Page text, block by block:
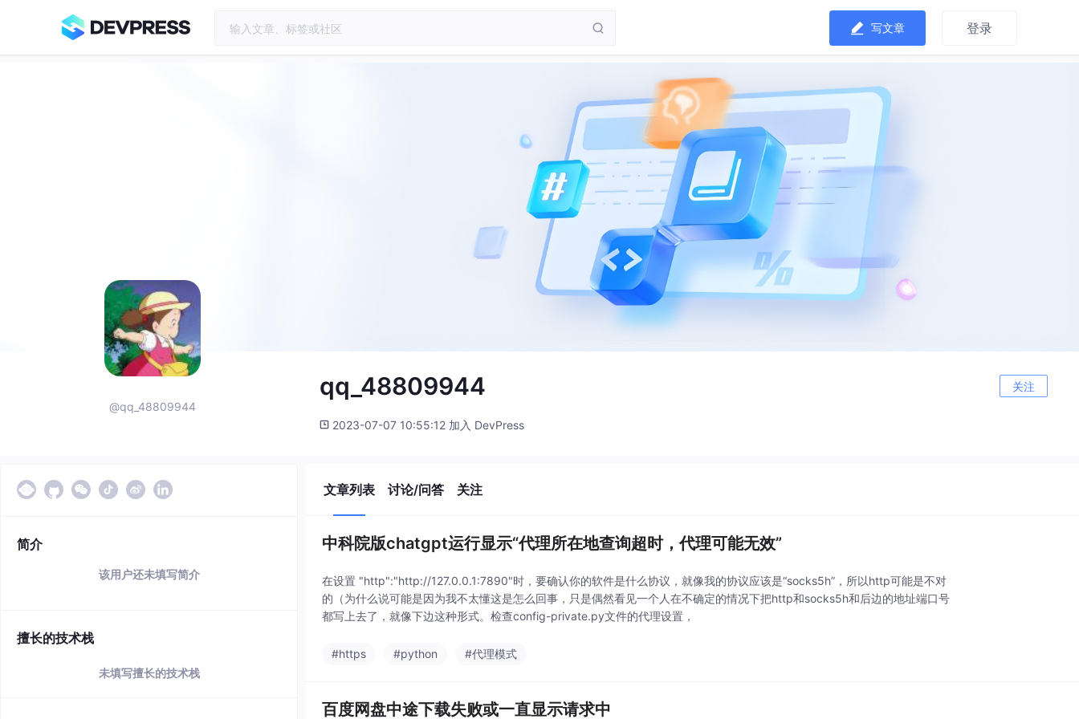
写文章 登录
@qq_48809944
qq_48809944 关注
2023-07-07 10:55:12 加入 DevPress
简介
该用户还未填写简介
擅长的技术栈
未填写擅长的技术栈
文章列表 讨论/问答 关注
中科院版chatgpt运行显示“代理所在地查询超时，代理可能无效”
在设置 "http":"http://127.0.0.1:7890"时，要确认你的软件是什么协议，就像我的协议应该是“socks5h”，所以http可能是不对
的（为什么说可能是因为我不太懂这是怎么回事，只是偶然看见一个人在不确定的情况下把http和socks5h和后边的地址端口号
都写上去了，就像下边这种形式。检查config-private.py文件的代理设置，
#https #python #代理模式
百度网盘中途下载失败或一直显示请求中